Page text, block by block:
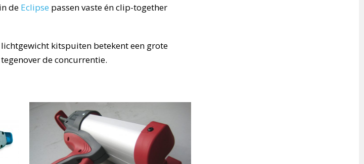
de Eclipse passen vaste én clip-together
kitspuiten betekent een grote
de concurrentie.